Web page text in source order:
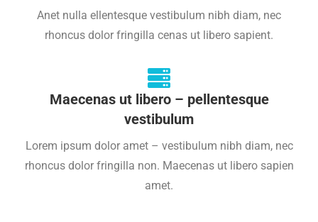
Anet nulla ellentesque vestibulum nibh diam, nec
rhoncus dolor fringilla cenas ut libero sapient.
Maecenas ut libero – pellentesque
vestibulum
Lorem ipsum dolor amet – vestibulum nibh diam, nec
rhoncus dolor fringilla non. Maecenas ut libero sapien
amet.